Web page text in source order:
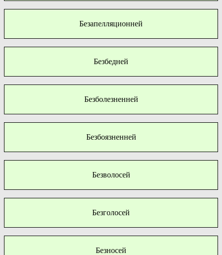
Безапелляционней
Безбедней
Безболезненней
Безбоязненней
Безволосей
Безголосей
Безносей